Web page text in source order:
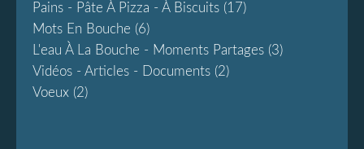
Pains - Pâte À Pizza - À Biscuits (17)
Mots En Bouche (6)
L'eau À La Bouche - Moments Partages (3)
Vidéos - Articles - Documents (2)
Voeux (2)